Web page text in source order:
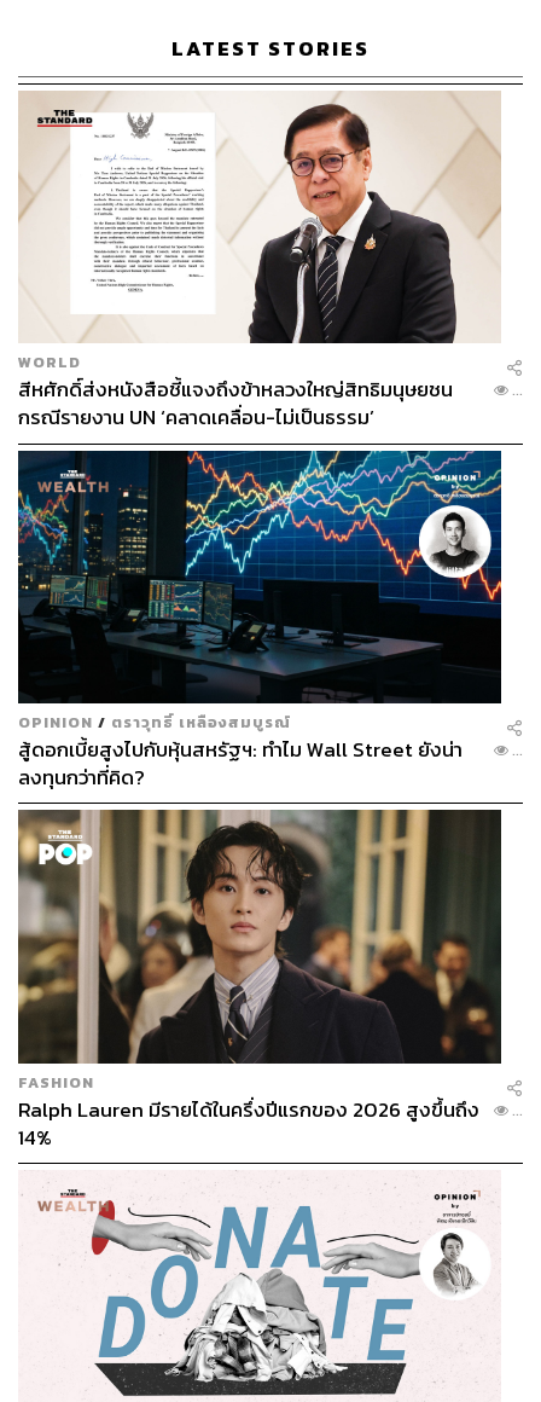
5. Square2 Chocolate
คาเฟ่ช็อกโกแลตเบลเยียมสัญชาติไทยที่หลายคนคุ้นเคยกันดี
เพราะร้านนี้เปิดมา 4 ปีแล้ว ซึ่งมีเมนูนามะช็อกโกแลตเป็นตัว
ชูโรง โดยก่อนหน้านี้ร้านจะขายเฉพาะช่องทางออนไลน์หรือ
ออกบูธตามงานต่างๆ ให้ทุกคนตามไปซื้อกันมากกว่า แต่เมื่อ
ช่วงกลางปีร้านเพิ่งเปิดคาเฟ่ของตัวเองเป็นสาขาแรกที่สาม
ย่าน พร้อมเมนูช็อกโกแลตที่เลือกความเข้มได้ 6 ระดับ
Square2 Chocolateเปิดวันจันทร์-พฤหัสบดี (ปิดวันพุธ) เวลา
10.00-17.30 น. และวันศุกร์-อาทิตย์ เวลา 10.00-19.30 น. อยู่
ในซอยจินดาถวิล
TAGS: ช็อกโกแลต
1.6K
ABOUT THE AUTHOR
LATEST STORIES
WORLD
สีหศักดิ์ส่งหนังสือชี้แจงถึงข้าหลวงใหญ่สิทธิมนุษยชน
กรณีรายงาน UN ‘คลาดเคลื่อน-ไม่เป็นธรรม’
...
OPINION / ตราวุทธิ์ เหลืองสมบูรณ์
สู้ดอกเบี้ยสูงไปกับหุ้นสหรัฐฯ: ทำไม Wall Street ยังน่า
ลงทุนกว่าที่คิด?
...
FASHION
Ralph Lauren มีรายได้ในครึ่งปีแรกของ 2026 สูงขึ้นถึง
14%
...